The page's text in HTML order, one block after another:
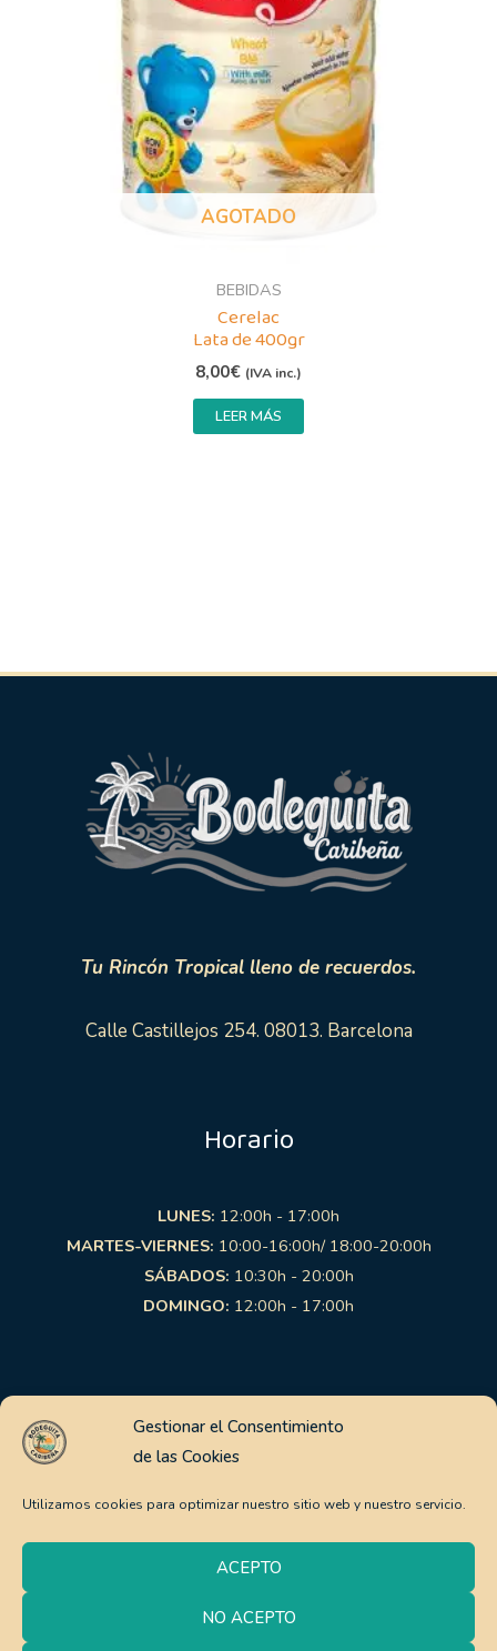
Gestionar el Consentimiento
de las Cookies
Utilizamos cookies para optimizar nuestro sitio web y nuestro servicio.
ACEPTO
NO ACEPTO
AGOTADO
BEBIDAS
Cerelac
Lata de 400gr
8,00€ (IVA inc.)
LEER MÁS
Tu Rincón Tropical lleno de recuerdos.
Calle Castillejos 254. 08013. Barcelona
Horario
LUNES: 12:00h - 17:00h
MARTES-VIERNES: 10:00-16:00h/ 18:00-20:00h
SÁBADOS: 10:30h - 20:00h
DOMINGO: 12:00h - 17:00h
Links de interés
Aviso Legal
Política de Privacidad
Pago Seguro